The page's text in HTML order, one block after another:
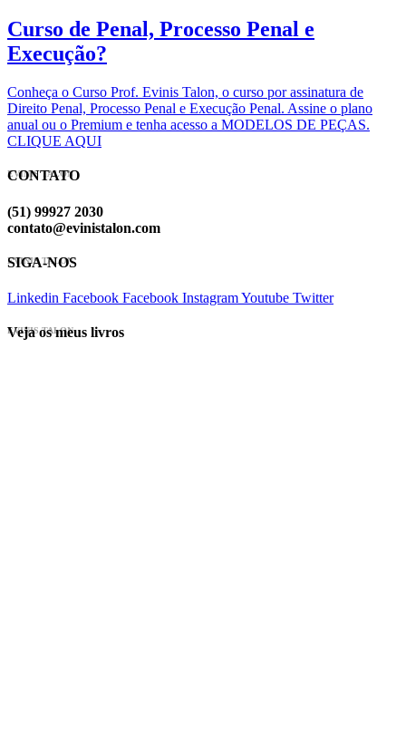
Curso de Penal, Processo Penal e
Execução?
Conheça o Curso Prof. Evinis Talon, o curso por assinatura de
Direito Penal, Processo Penal e Execução Penal. Assine o plano
anual ou o Premium e tenha acesso a MODELOS DE PEÇAS.
CLIQUE AQUI
EVINIS TALON
CONTATO
(51) 99927 2030
contato@evinistalon.com
EVINIS TALON
SIGA-NOS
Linkedin Facebook Facebook InstagramYoutube Twitter
EVINIS TALON
Veja os meus livros